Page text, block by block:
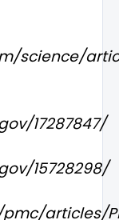
science/
17287847/
15728298/
articles/